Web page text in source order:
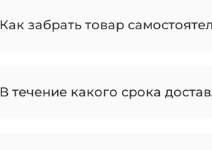
Как забрать товар
В течение какого срока